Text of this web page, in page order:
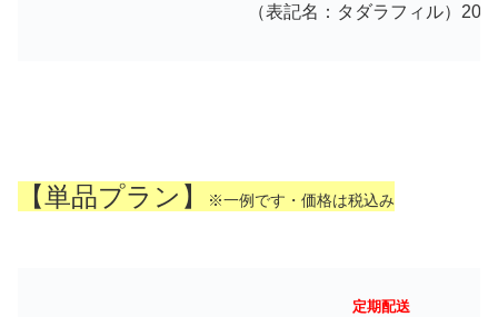
（表記名：タダラフィル）
【単品プラン】 ※一例です・価格は税込み
定期配送